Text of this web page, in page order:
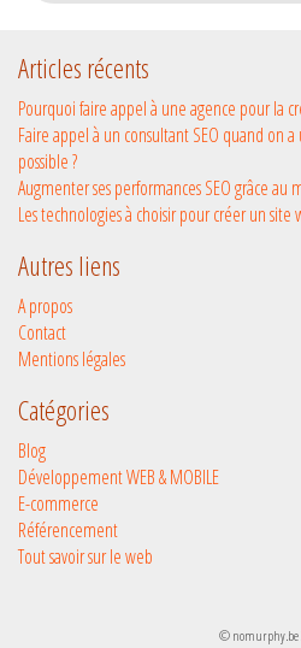
conseils
réussir
le
e-
commerce
Articles récents
Pourquoi faire appel à une agence pour la
Faire appel à un consultant SEO quand on
possible ?
Augmenter ses performances SEO grâce au
Les technologies à choisir pour créer un site
Autres liens
A propos
Contact
Mentions légales
Catégories
Blog
Développement WEB & MOBILE
E-commerce
Référencement
Tout savoir sur le web
© nomurphy.be